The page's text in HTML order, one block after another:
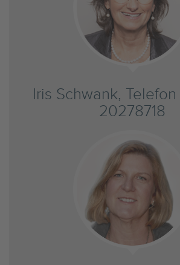
Iris Schwank, Telefon
20278718